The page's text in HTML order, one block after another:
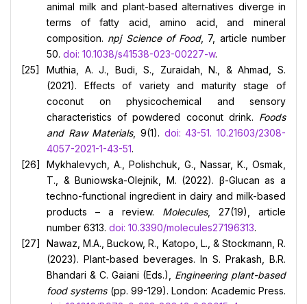
animal milk and plant-based alternatives diverge in
terms of fatty acid, amino acid, and mineral
composition. npj Science of Food, 7, article number
50. doi: 10.1038/s41538-023-00227-w.
Muthia, A. J., Budi, S., Zuraidah, N., & Ahmad, S.
(2021). Effects of variety and maturity stage of
coconut on physicochemical and sensory
characteristics of powdered coconut drink. Foods
and Raw Materials, 9(1). doi: 43-51. 10.21603/2308-
4057-2021-1-43-51.
Mykhalevych, A., Polishchuk, G., Nassar, K., Osmak,
T., & Buniowska-Olejnik, M. (2022). β-Glucan as a
techno-functional ingredient in dairy and milk-based
products – a review. Molecules, 27(19), article
number 6313. doi: 10.3390/molecules27196313.
Nawaz, M.A., Buckow, R., Katopo, L., & Stockmann, R.
(2023). Plant-based beverages. In S. Prakash, B.R.
Bhandari & C. Gaiani (Eds.), Engineering plant-based
food systems(pp. 99-129). London: Academic Press.